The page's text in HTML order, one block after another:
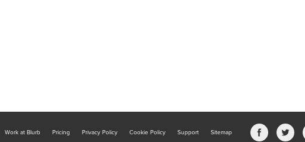
Work at Blurb Pricing Privacy Policy Cookie Policy Support Sitemap